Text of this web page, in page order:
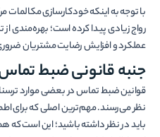
با توجه به این­که خودکارسازی
رواج زیادی پیدا کرده است؛ بهره­‌مندی
عملکرد و افزایش رضایت مشتریان
جنبه قانونی ضبط
قوانین ضبط تماس در بعضی موارد
نظر می‌­رسند. مهم­‌ترین اصلی که برای
باید در نظر داشته باشید؛ این است